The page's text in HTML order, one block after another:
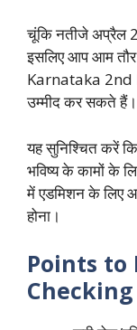
चूंकि नतीजे अप्रैल
इसलिए आप आम
Karnataka 2nd
उम्मीद कर सकते हैं।
यह सुनिश्चित करें
भविष्य के कामों के
में एडमिशन के लिए
होना।
Points to